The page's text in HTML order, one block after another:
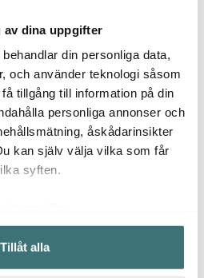
av dina uppgifter
behandlar din personliga data,
och använder teknologi såsom
tillgång till information på din
personliga annonser och
åskådarinsikter
kan själv välja vilka som får
syften.
om din geografiska plats som
på upp till flera meter
att aktivt skanna den för
Tillåt alla
Stelton
To Go Click
termosmugg 40 cl Soft
Rose
328 kr
To